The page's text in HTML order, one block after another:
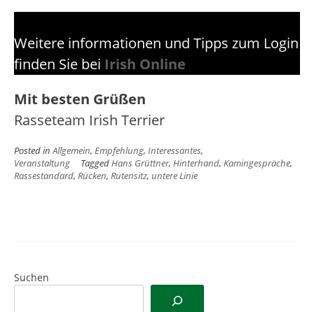
Weitere informationen und Tipps zum Login
finden Sie bei Irish Online
Mit besten Grüßen
Rasseteam Irish Terrier
Posted inAllgemein, Empfehlung, Interessantes,
Veranstaltung
TaggedHans Grüttner, Hinterhand, Kamingespräche,
Rassestandard, Rücken, Rutensitz, untere Linie
Suchen